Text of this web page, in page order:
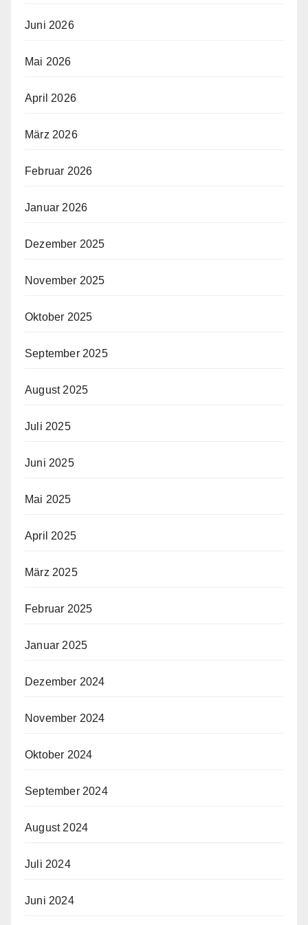
Juni 2026
Mai 2026
April 2026
März 2026
Februar 2026
Januar 2026
Dezember 2025
November 2025
Oktober 2025
September 2025
August 2025
Juli 2025
Juni 2025
Mai 2025
April 2025
März 2025
Februar 2025
Januar 2025
Dezember 2024
November 2024
Oktober 2024
September 2024
August 2024
Juli 2024
Juni 2024